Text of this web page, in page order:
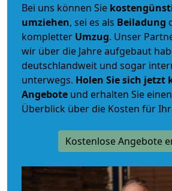
Bei uns können Sie
umziehen, sei es als Beiladung
kompletter Umzug. Unser
wir über die Jahre aufgebaut
deutschlandweit und sogar
unterwegs. Holen Sie sich jetzt
Angebote und erhalten Sie
Überblick über die Kosten für
Kostenlose Angebote